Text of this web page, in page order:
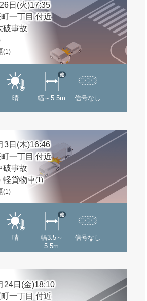
日(火)17:35
一丁目 付近
破事故
(1)
晴 幅～5.5m
他
信号なし
3日(木)16:46
一丁目 付近
破事故
軽貨物車(1)
(1)
晴
幅3.5～
5.5m
他
信号なし
24日(金)18:10
一丁目 付近